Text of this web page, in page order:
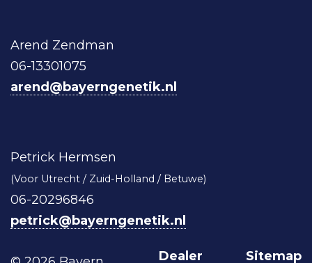
Arend Zendman
06-13301075
arend@bayerngenetik.nl
Petrick Hermsen
(Voor Utrecht / Zuid-Holland / Betuwe)
06-20296846
petrick@bayerngenetik.nl
Dealer Sitemap